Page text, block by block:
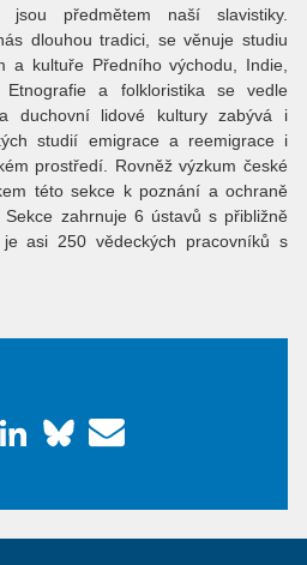
jsou předmětem naší slavistiky.
dlouhou tradici, se věnuje studiu
a kultuře Předního východu, Indie,
a folkloristika se vedle
duchovní lidové kultury zabývá i
studií emigrace a reemigrace i
prostředí. Rovněž výzkum české
této sekce k poznání a ochraně
zahrnuje 6 ústavů s přibližně
asi 250 vědeckých pracovníků s